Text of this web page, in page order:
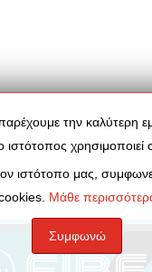
την καλύτερη
ιστότοπος χρησιμοποιεί
ιστότοπο μας,
Μάθε
Συμφωνώ